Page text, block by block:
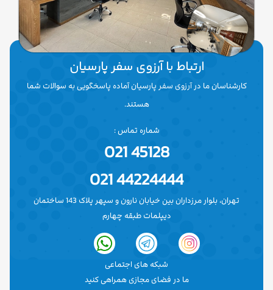
ارتباط با آرزوی سفر پارسیان
کارشناسان ما در آرزوی سفر پارسیان آماده پاسخگویی به سوالات شما
هستند.
شماره تماس :
45128 021
44224444 021
تهران، بلوار مرزداران بین خیابان نارون و سپهر پلاک 143 ساختمان
دیپلمات طبقه چهارم
شبکه های اجتماعی
ما در فضای مجازی همراهی کنید